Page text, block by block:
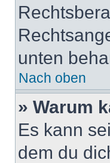
unten
Nach oben
» Warum
Es kann
dem du